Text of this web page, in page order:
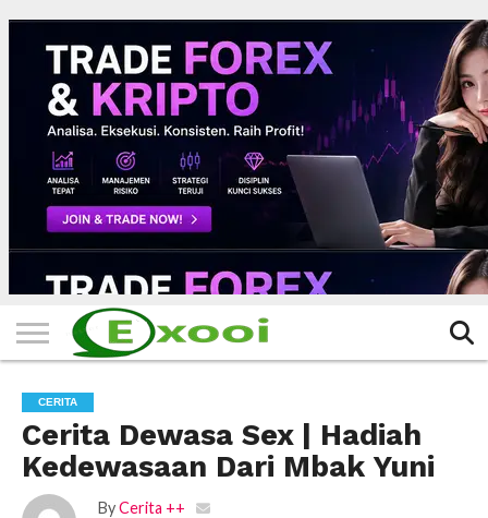
HOME
FILTER
BERITA
BIODATA
CERITA
CERPEN
EKSKLUSIF
FOTO
VIDEO
TIPS
MORE
CERITA
Cerita Dewasa Sex | Hadiah
Kedewasaan Dari Mbak Yuni
By Cerita ++